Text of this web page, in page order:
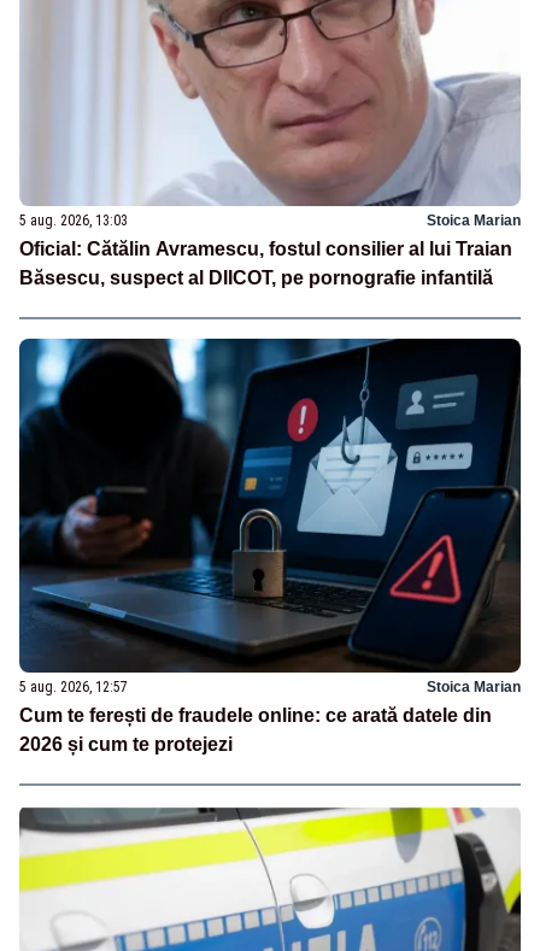
5 aug. 2026, 13:03 Stoica Marian
Oficial: Cătălin Avramescu, fostul consilier al lui Traian
Băsescu, suspect al DIICOT, pe pornografie infantilă
5 aug. 2026, 12:57 Stoica Marian
Cum te ferești de fraudele online: ce arată datele din
2026 și cum te protejezi